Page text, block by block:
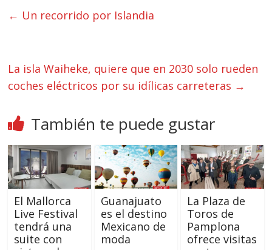
← Un recorrido por Islandia
La isla Waiheke, quiere que en 2030 solo rueden
coches eléctricos por su idílicas carreteras →
También te puede gustar
El Mallorca
Live Festival
tendrá una
suite con
Guanajuato
es el destino
Mexicano de
moda
La Plaza de
Toros de
Pamplona
ofrece visitas